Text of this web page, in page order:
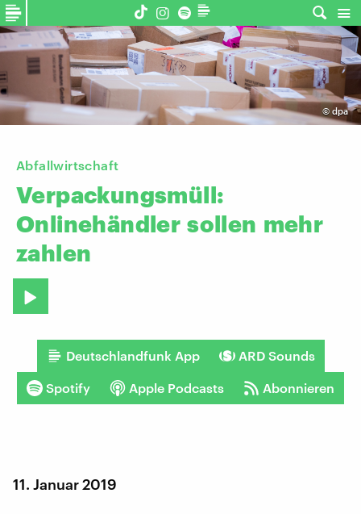
© dpa
Abfallwirtschaft
Verpackungsmüll:
Onlinehändler sollen mehr
zahlen
Deutschlandfunk App ARD Sounds
Spotify Apple Podcasts Abonnieren
11. Januar 2019